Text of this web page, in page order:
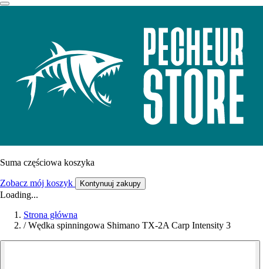
Suma częściowa koszyka
Zobacz mój koszyk Kontynuuj zakupy
Loading...
Strona główna
/ Wędka spinningowa Shimano TX-2A Carp Intensity 3